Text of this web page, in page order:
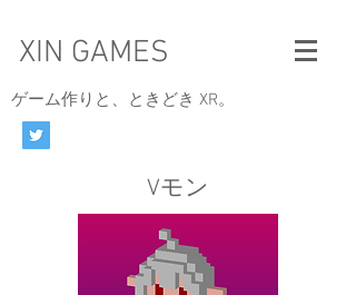
XIN GAMES
​ゲーム作りと、ときどき XR。
Vモン